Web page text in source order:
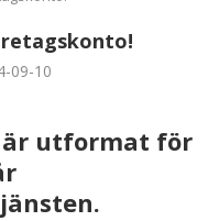
09-10
är utformat för